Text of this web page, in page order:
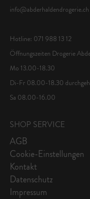
info@abderhaldendrogerie.ch
Hotline: 071 988 13 12
Öffnungszeiten Drogerie
Mo 13.00-18.30
Di-Fr 08.00-18.30
Sa 08.00-16.00
SHOP SERVICE
AGB
Cookie-Einstellungen
Kontakt
Datenschutz
Impressum